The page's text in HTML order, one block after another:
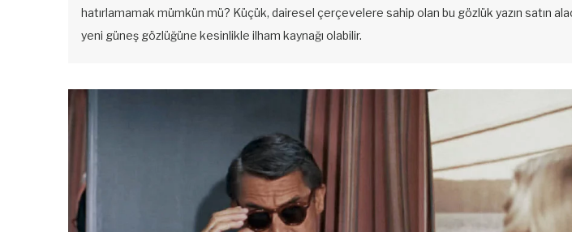
hatırlamamak mümkün mü? Küçük, dairesel çerçevelere sahip olan bu gözlük yazın satın
yeni güneş gözlüğüne kesinlikle ilham kaynağı olabilir.